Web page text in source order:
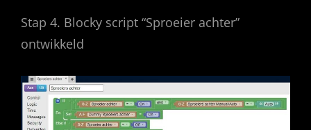
Stap 4. Blocky script “Sproeier achter”
ontwikkeld